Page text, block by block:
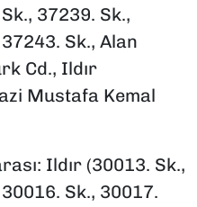
37239. Sk.,
Sk., Alan
Cd., Ildır
Mustafa Kemal
Ildır (30013. Sk.,
Sk., 30017.